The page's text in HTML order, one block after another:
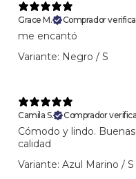
Grace M.
Comprador
me encantó
Variante: Negro / S
Camila S.
Comprador
Cómodo y lindo.
calidad
Variante: Azul Marino / S